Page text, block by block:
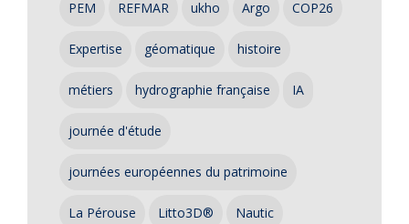
PEM REFMAR ukho Argo COP26
Expertise géomatique histoire
métiers hydrographie française IA
journée d'étude
journées européennes du patrimoine
La Pérouse Litto3D® Nautic